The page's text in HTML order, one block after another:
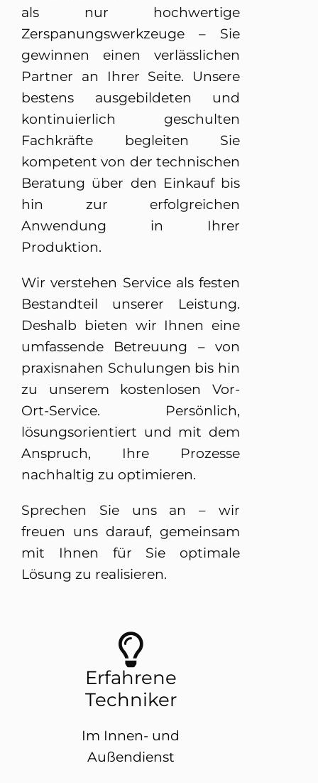
als nur hochwertige
Zerspanungswerkzeuge – Sie
gewinnen einen verlässlichen
Partner an Ihrer Seite. Unsere
bestens ausgebildeten und
kontinuierlich geschulten
Fachkräfte begleiten Sie
kompetent von der technischen
Beratung über den Einkauf bis
hin zur erfolgreichen
Anwendung in Ihrer
Produktion.
Wir verstehen Service als festen
Bestandteil unserer Leistung.
Deshalb bieten wir Ihnen eine
umfassende Betreuung – von
praxisnahen Schulungen bis hin
zu unserem kostenlosen Vor-
Ort-Service. Persönlich,
lösungsorientiert und mit dem
Anspruch, Ihre Prozesse
nachhaltig zu optimieren.
Sprechen Sie uns an – wir
freuen uns darauf, gemeinsam
mit Ihnen für Sie optimale
Lösung zu realisieren.
Erfahrene
Techniker
Im Innen- und
Außendienst
Switch The Language
Deutsch English
Français